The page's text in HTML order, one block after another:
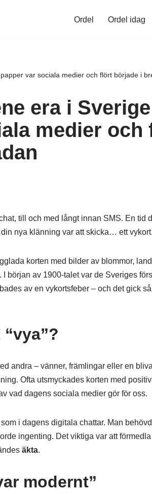
Ordel Ordel idag
var sociala medier och flört började i
era i
medier och
till och med långt innan SMS. En tid
nya klänning var att skicka… ett vykort.
korten med bilder av blommor,
I början av 1900-talet var de Sveriges
av en vykortsfeber – och det gick
andra – vänner, främlingar eller en
Ofta utsmyckades korten med
vad dagens sociala medier gör för oss.
i dagens digitala chattar. Man
ingenting. Det viktiga var att
äkta.
modernt”